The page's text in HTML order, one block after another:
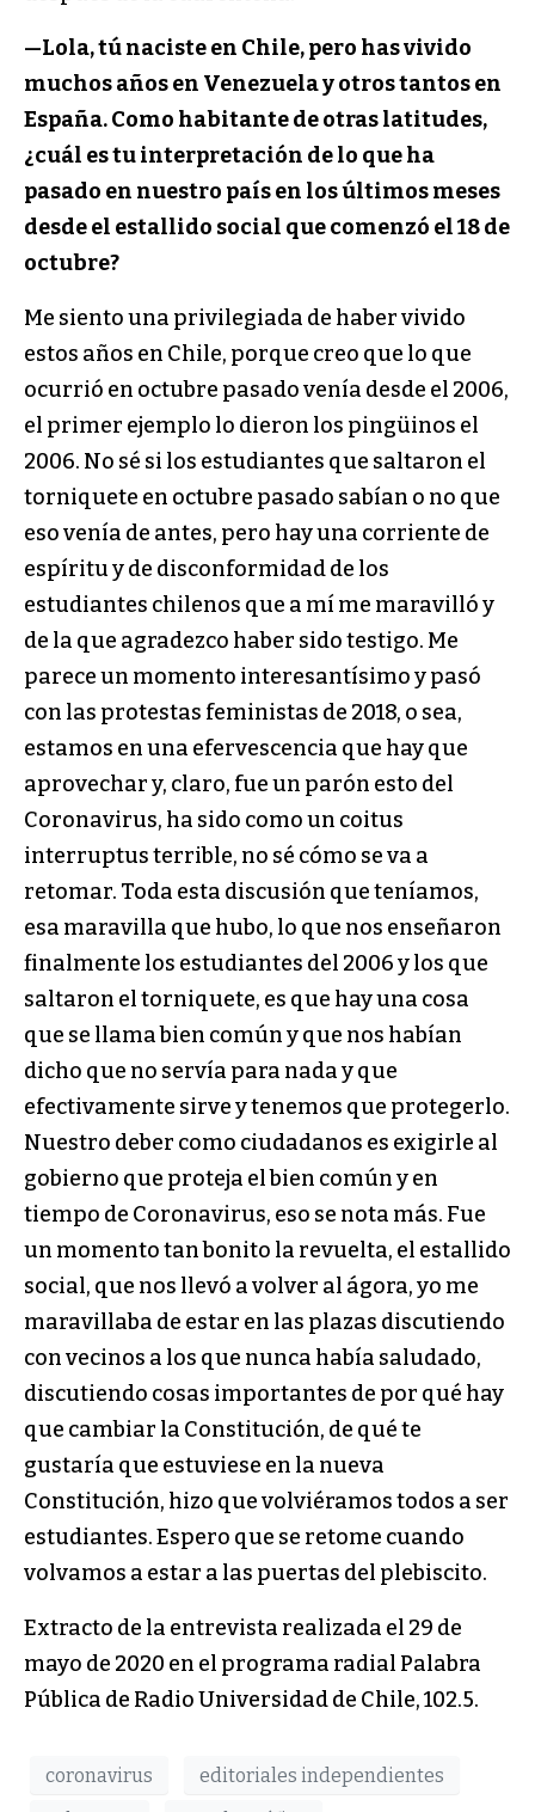
—Lola, tú naciste en Chile, pero has vivido
muchos años en Venezuela y otros tantos en
España. Como habitante de otras latitudes,
¿cuál es tu interpretación de lo que ha
pasado en nuestro país en los últimos meses
desde el estallido social que comenzó el 18 de
octubre?
Me siento una privilegiada de haber vivido
estos años en Chile, porque creo que lo que
ocurrió en octubre pasado venía desde el 2006,
el primer ejemplo lo dieron los pingüinos el
2006. No sé si los estudiantes que saltaron el
torniquete en octubre pasado sabían o no que
eso venía de antes, pero hay una corriente de
espíritu y de disconformidad de los
estudiantes chilenos que a mí me maravilló y
de la que agradezco haber sido testigo. Me
parece un momento interesantísimo y pasó
con las protestas feministas de 2018, o sea,
estamos en una efervescencia que hay que
aprovechar y, claro, fue un parón esto del
Coronavirus, ha sido como un coitus
interruptus terrible, no sé cómo se va a
retomar. Toda esta discusión que teníamos,
esa maravilla que hubo, lo que nos enseñaron
finalmente los estudiantes del 2006 y los que
saltaron el torniquete, es que hay una cosa
que se llama bien común y que nos habían
dicho que no servía para nada y que
efectivamente sirve y tenemos que protegerlo.
Nuestro deber como ciudadanos es exigirle al
gobierno que proteja el bien común y en
tiempo de Coronavirus, eso se nota más. Fue
un momento tan bonito la revuelta, el estallido
social, que nos llevó a volver al ágora, yo me
maravillaba de estar en las plazas discutiendo
con vecinos a los que nunca había saludado,
discutiendo cosas importantes de por qué hay
que cambiar la Constitución, de qué te
gustaría que estuviese en la nueva
Constitución, hizo que volviéramos todos a ser
estudiantes. Espero que se retome cuando
volvamos a estar a las puertas del plebiscito.
Extracto de la entrevista realizada el 29 de
mayo de 2020 en el programa radial Palabra
Pública de Radio Universidad de Chile, 102.5.
coronavirus
editoriales independientes